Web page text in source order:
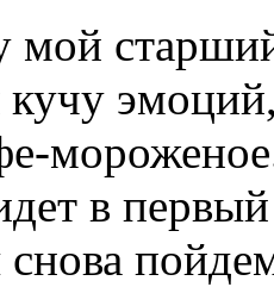
мой
в первый